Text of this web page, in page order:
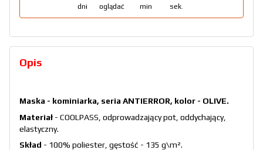
dni oglądać min sek.
Opis
Maska - kominiarka, seria ANTIERROR, kolor - OLIVE.
Materiał - COOLPASS, odprowadzający pot, oddychający,
elastyczny.
Skład - 100% poliester, gęstość - 135 g\m².